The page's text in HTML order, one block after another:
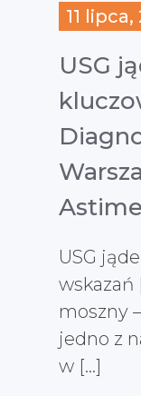
11 lipca,
USG
USG
wskazań
moszny
jedno z
w […]